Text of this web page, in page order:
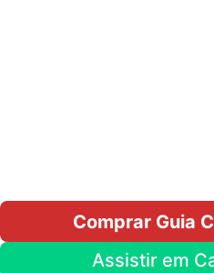
Comprar Guia
Assistir em